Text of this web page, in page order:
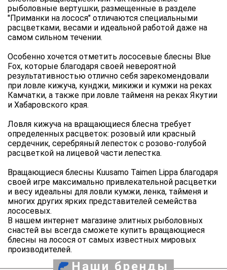
рыболовные вертушки, размещенные в разделе
"Приманки на лосося" отличаются специальными
расцветками, весами и идеальной работой даже на
самом сильном течении.
Особенно хочется отметить лососевые блесны Blue
Fox, которые благодаря своей невероятной
результативностью отлично себя зарекомендовали
при ловле кижуча, кунджи, микижи и кумжи на реках
Камчатки, а также при ловле тайменя на реках Якутии
и Хабаровского края.
Ловля кижуча на вращающиеся блесна требует
определенных расцветок: розовый или красный
сердечник, серебряный лепесток с розово-голубой
расцветкой на лицевой части лепестка.
Вращающиеся блесны Kuusamo Taimen Lippa благодаря
своей игре максимально привлекательной расцветки
и весу идеальны для ловли кумжи, ленка, тайменя и
многих других ярких представителей семейства
лососевых.
В нашем интернет магазине элитных рыболовных
снастей вы всегда сможете купить вращающиеся
блесны на лосося от самых известных мировых
производителей.
Наши бренды